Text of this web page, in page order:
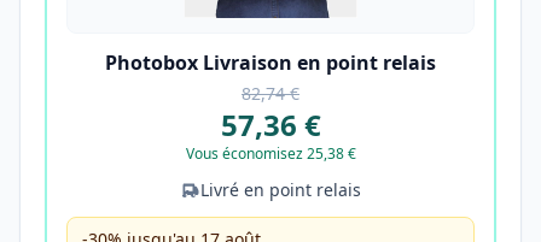
Photobox Livraison en point relais
82,74 €
57,36 €
Vous économisez 25,38 €
Livré en point relais